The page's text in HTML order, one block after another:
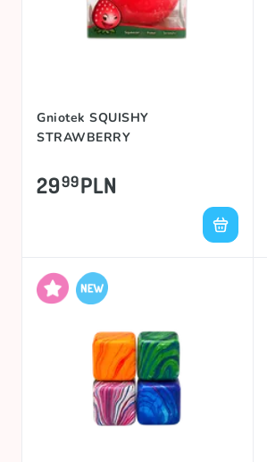
Gniotek SQUISHY
STRAWBERRY
2999PLN